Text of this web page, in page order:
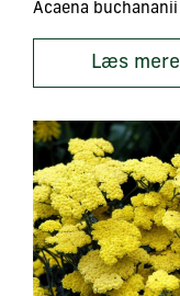
Acaena buchananii
Læs mere